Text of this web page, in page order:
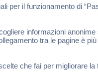
per il funzionamento di
informazioni
tra le pagine è
che fai per migliorare la